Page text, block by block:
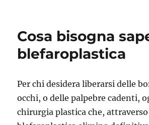
Cosa bisogna
blefaroplastica
Per chi desidera liberarsi delle
occhi, o delle palpebre cadenti,
chirurgia plastica che,